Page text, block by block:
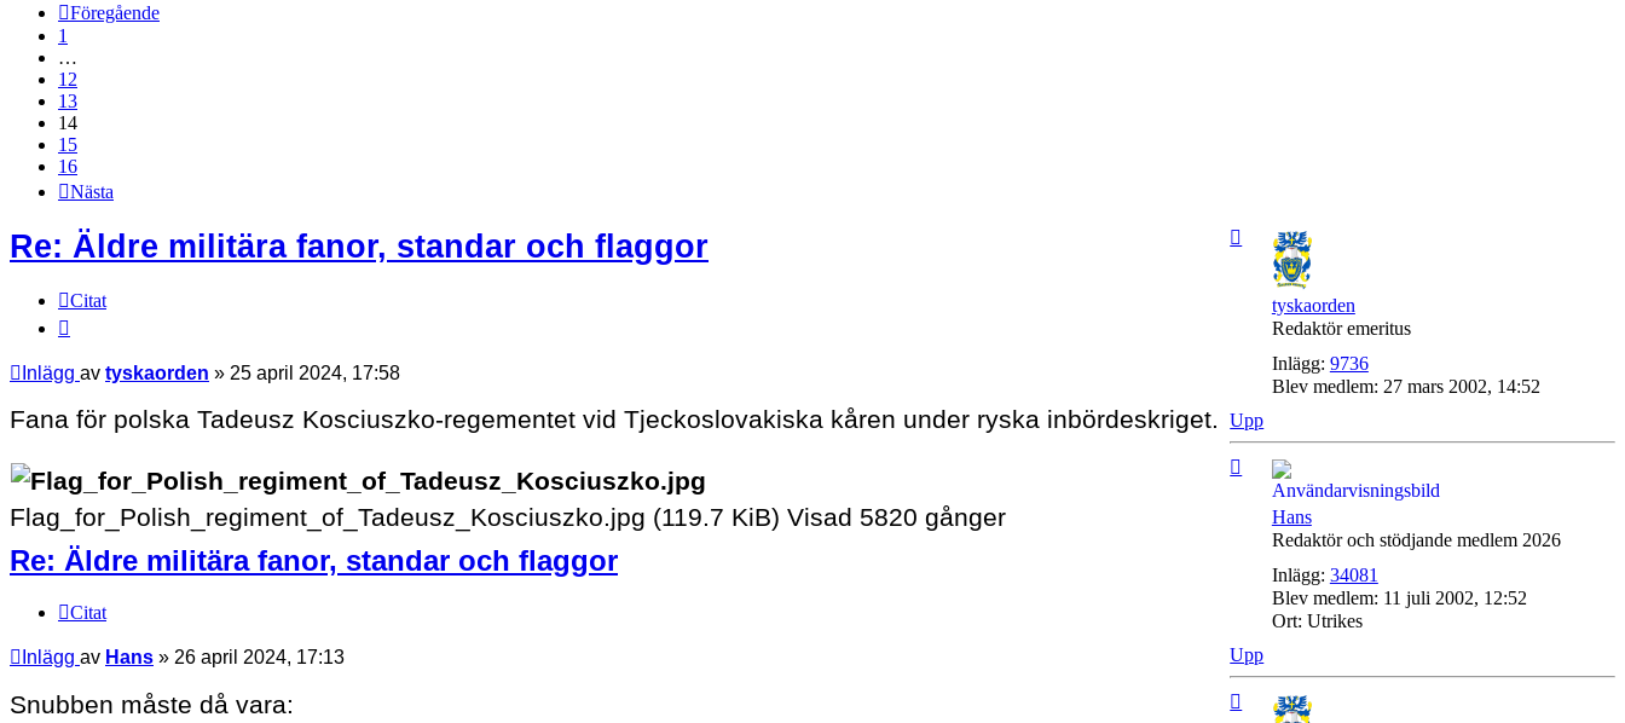
Föregående
1
…
12
13
14
15
16
Nästa
tyskaorden
Redaktör emeritus
Inlägg: 9736
Blev medlem: 27 mars 2002, 14:52
Re: Äldre militära fanor, standar och flaggor
Citat
Inlägg av tyskaorden » 25 april 2024, 17:58
Fana för polska Tadeusz Kosciuszko-regementet vid Tjeckoslovakiska kåren under ryska inbördeskriget.
Flag_for_Polish_regiment_of_Tadeusz_Kosciuszko.jpg (119.7 KiB) Visad 5820 gånger
Upp
Hans
Redaktör och stödjande medlem 2026
Inlägg: 34081
Blev medlem: 11 juli 2002, 12:52
Ort: Utrikes
Re: Äldre militära fanor, standar och flaggor
Citat
Inlägg av Hans » 26 april 2024, 17:13
Snubben måste då vara:
Upp